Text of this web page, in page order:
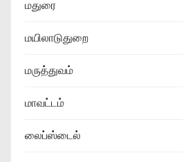
மதுரை
மயிலாடுதுறை
மருத்துவம்
மாவட்டம்
லைப்ஸ்டைல்